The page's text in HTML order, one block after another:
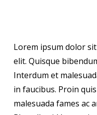
Lorem ipsum dolor
elit. Quisque
Interdum et
in faucibus. Proin
malesuada fames ac